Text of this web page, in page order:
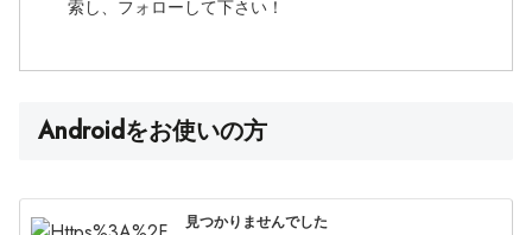
索し、フォローして下さい！
Androidをお使いの方
見つかりませんでした